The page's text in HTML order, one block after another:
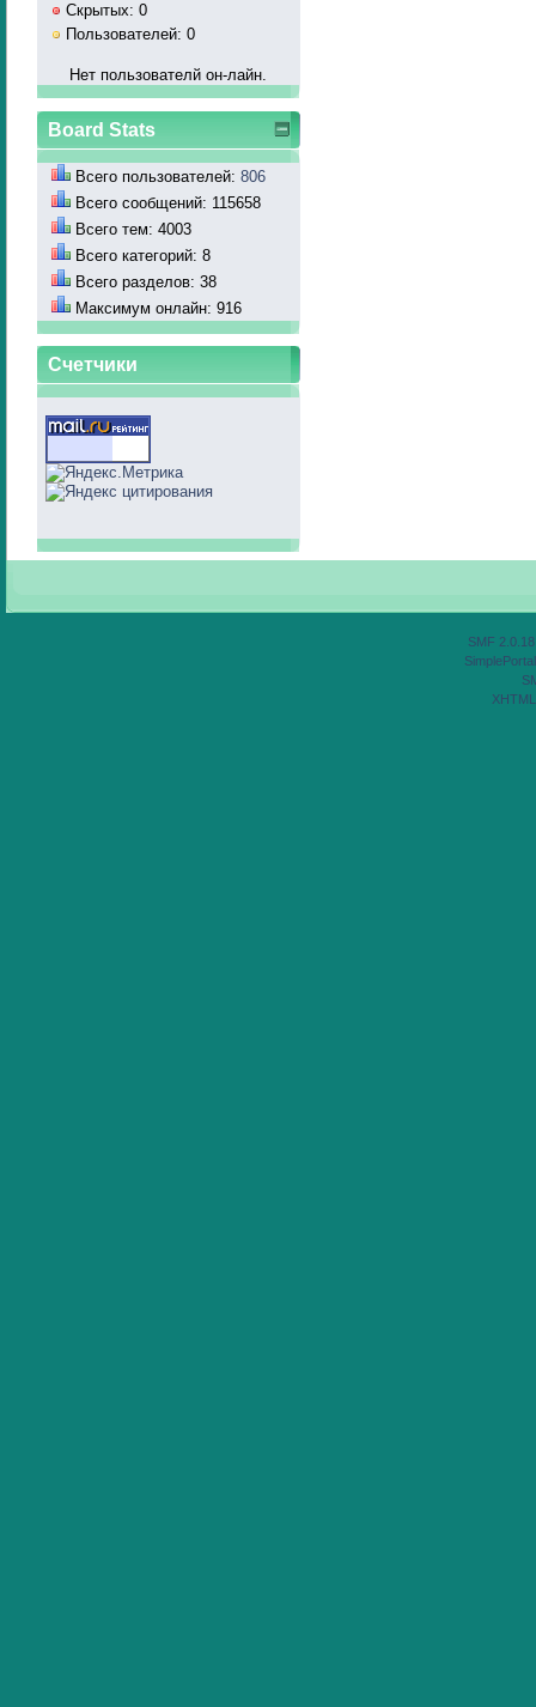
Скрытых: 0
Пользователей: 0
Нет пользователй он-лайн.
Board Stats
Всего пользователей: 806
Всего сообщений: 115658
Всего тем: 4003
Всего категорий: 8
Всего разделов: 38
Максимум онлайн: 916
Счетчики
SMF 2.0.18
XHTML